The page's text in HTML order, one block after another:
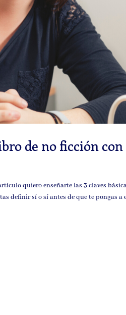
de no ficción
quiero enseñarte las 3 claves
definir sí o sí antes de que te pongas a